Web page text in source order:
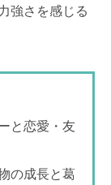
強さを感じる
と恋愛・友
の成長と葛